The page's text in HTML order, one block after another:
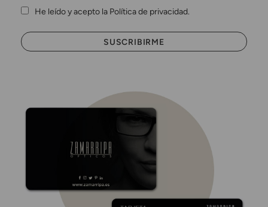
He leído y acepto la Política de privacidad.